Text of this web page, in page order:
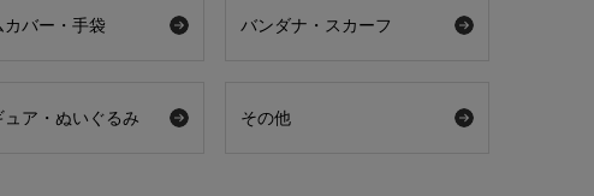
カバー・手袋 バンダナ・スカーフ
ュア・ぬいぐるみ その他